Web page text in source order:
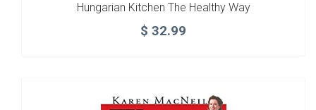
Hungarian Kitchen The Healthy Way
$ 32.99